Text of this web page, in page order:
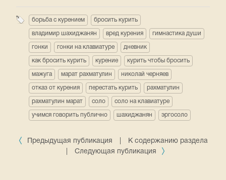
борьба с курением бросить курить
владимир шахиджанян вред курения гимнастика души
гонки гонки на клавиатуре дневник
как бросить курить курение курить чтобы бросить
мажуга марат рахматулин николай черняев
отказ от курения перестать курить рахматулин
рахматулин марат соло соло на клавиатуре
учимся говорить публично шахиджанян эргосоло
Предыдущая публикация
К содержанию раздела
Следующая публикация